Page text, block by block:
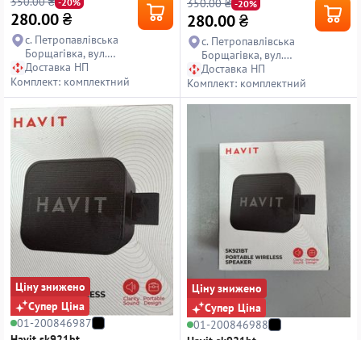
280.00₴
с. Петропавлівська
Борщагівка, вул.
Петропавлівська, 14
Доставка НП
Комплект: комплектний
350.00 ₴ -20%
280.00₴
с. Петропавлівська
Борщагівка, вул.
Петропавлівська, 14
Доставка НП
Комплект: комплектний
Ціну знижено
Супер Ціна
01-200846987
Ціну знижено
Супер Ціна
01-200846988